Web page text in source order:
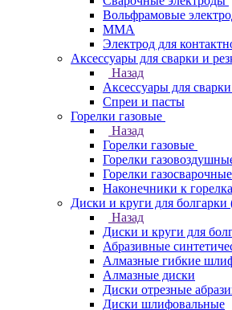
Вольфрамовые
ММА
Электрод для
Аксессуары для сварки и
Назад
Аксессуары для
Спреи и пасты
Горелки газовые
Назад
Горелки газовые
Горелки
Горелки газосварочные
Наконечники к
Диски и круги для
Назад
Диски и круги для
Абразивные
Алмазные гибкие
Алмазные диски
Диски отрезные
Диски шлифовальные